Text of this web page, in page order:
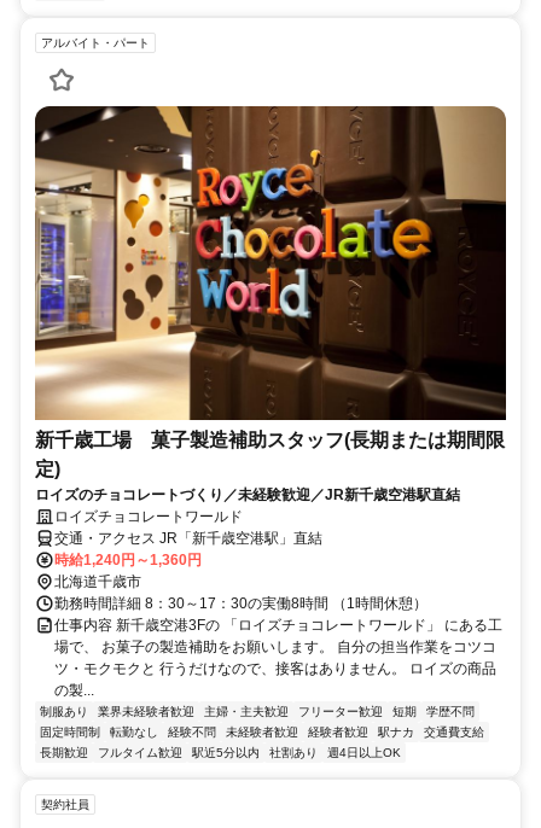
アルバイト・パート
新千歳工場 菓子製造補助スタッフ(長期または期間限
定)
ロイズのチョコレートづくり／未経験歓迎／JR新千歳空港駅直結
ロイズチョコレートワールド
交通・アクセス JR「新千歳空港駅」直結
時給1,240円～1,360円
北海道千歳市
勤務時間詳細 8：30～17：30の実働8時間 （1時間休憩）
仕事内容 新千歳空港3Fの 「ロイズチョコレートワールド」 にある工
場で、 お菓子の製造補助をお願いします。 自分の担当作業をコツコ
ツ・モクモクと 行うだけなので、接客はありません。 ロイズの商品
の製...
制服あり 業界未経験者歓迎 主婦・主夫歓迎 フリーター歓迎 短期
学歴不問
固定時間制
転勤なし 経験不問 未経験者歓迎 経験者歓迎 駅ナカ
交通費支給
長期歓迎
フルタイム歓迎 駅近5分以内 社割あり 週4日以上OK
契約社員